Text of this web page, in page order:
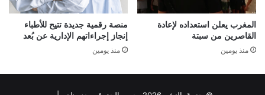
المغرب يعلن استعداده لإعادة
القاصرين من سبتة
منذ يومين
منصة رقمية جديدة تتيح للأطباء
إنجاز إجراءاتهم الإدارية عن بُعد
منذ يومين